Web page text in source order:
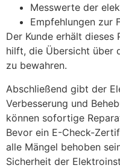
Messwerte der
Empfehlungen zur
Der Kunde erhält
hilft, die Übersicht über
zu bewahren.
Abschließend gibt der
Verbesserung und
können sofortige
Bevor ein E-Check-
alle Mängel behoben
Sicherheit der